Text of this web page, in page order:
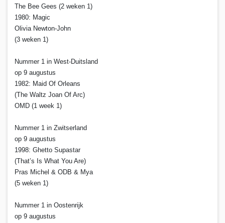
The Bee Gees (2 weken 1)
1980: Magic
Olivia Newton-John
(3 weken 1)
Nummer 1 in West-Duitsland
op 9 augustus
1982: Maid Of Orleans
(The Waltz Joan Of Arc)
OMD (1 week 1)
Nummer 1 in Zwitserland
op 9 augustus
1998: Ghetto Supastar
(That’s Is What You Are)
Pras Michel & ODB & Mya
(5 weken 1)
Nummer 1 in Oostenrijk
op 9 augustus